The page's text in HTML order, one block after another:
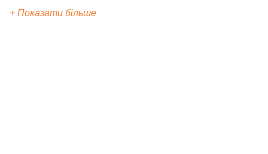
+ Показати більше